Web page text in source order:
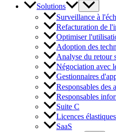
Solutions
Surveillance à
Refacturation de
Optimiser
Adoption des
Analyse du retour
Négociation avec
Gestionnaires
Responsables des
Responsables
Suite C
Licences élastiques
SaaS